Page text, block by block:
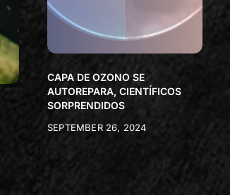
CAPA DE OZONO SE
AUTOREPARA, CIENTÍFICOS
SORPRENDIDOS
SEPTEMBER 26, 2024